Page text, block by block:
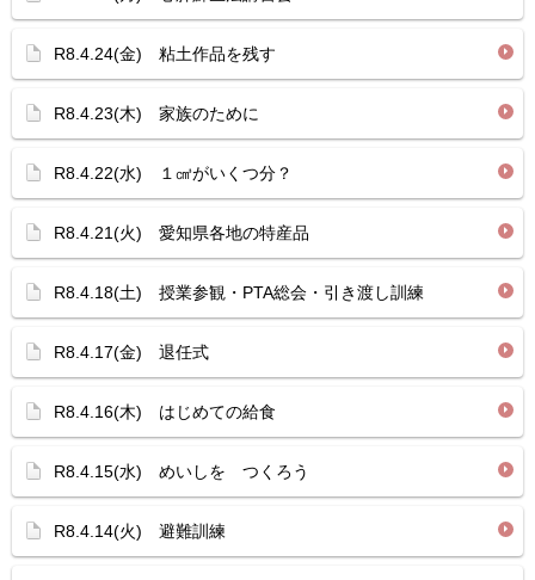
R8.4.24(金) 粘土作品を残す
R8.4.23(木) 家族のために
R8.4.22(水) １㎤がいくつ分？
R8.4.21(火) 愛知県各地の特産品
R8.4.18(土) 授業参観・PTA総会・引き渡し訓練
R8.4.17(金) 退任式
R8.4.16(木) はじめての給食
R8.4.15(水) めいしを つくろう
R8.4.14(火) 避難訓練